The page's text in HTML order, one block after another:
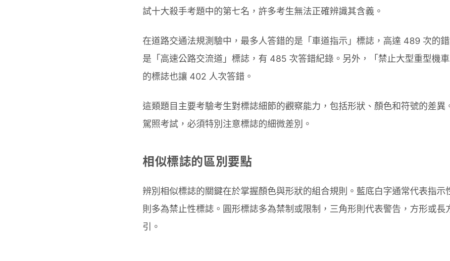
試十大殺手考題中的第七名，許多考生無法正確辨識其含義。
在道路交通法規測驗中，最多人答錯的是「車道指示」標誌，高達 489 次的
是「高速公路交流道」標誌，有 485 次答錯紀錄。另外，「禁止大型重型機車
的標誌也讓 402 人次答錯。
這類題目主要考驗考生對標誌細節的觀察能力，包括形狀、顏色和符號的差異
駕照考試，必須特別注意標誌的細微差別。
相似標誌的區別要點
辨別相似標誌的關鍵在於掌握顏色與形狀的組合規則。藍底白字通常代表指示
則多為禁止性標誌。圓形標誌多為禁制或限制，三角形則代表警告，方形或長
引。